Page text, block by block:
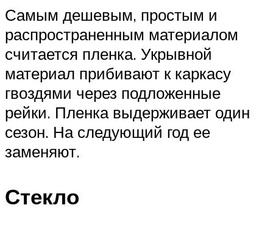
Самым дешевым, простым и
распространенным материалом
считается пленка. Укрывной
материал прибивают к каркасу
гвоздями через подложенные
рейки. Пленка выдерживает один
сезон. На следующий год ее
заменяют.
Стекло